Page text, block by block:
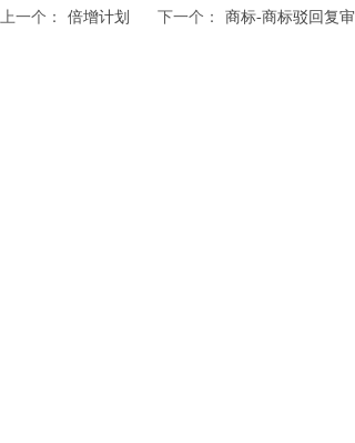
上一个： 倍增计划 下一个： 商标-商标驳回复审